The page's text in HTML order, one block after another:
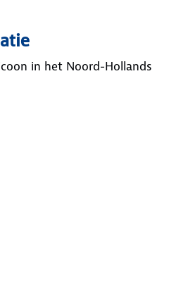
in het Noord-Hollands